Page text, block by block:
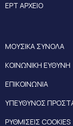
ΕΡΤ ΑΡΧΕΙΟ
ΜΟΥΣΙΚΑ ΣΥΝΟΛΑ
ΚΟΙΝΩΝΙΚΗ ΕΥΘΥΝΗ
ΕΠΙΚΟΙΝΩΝΙΑ
ΥΠΕΥΘΥΝΟΣ
ΡΥΘΜΙΣΕΙΣ COOKIES